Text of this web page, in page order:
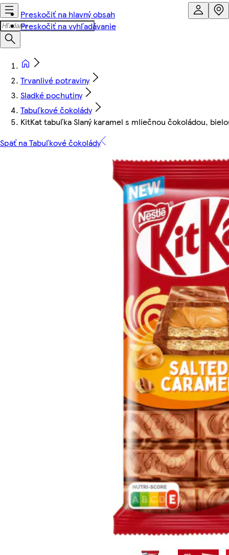
Preskočiť na hlavný obsah
Preskočiť na vyhľadávanie
Trvanlivé potraviny
Sladké pochutiny
Tabuľkové čokolády
KitKat tabuľka Slaný karamel s mliečnou čokoládou,
Späť na Tabuľkové čokolády